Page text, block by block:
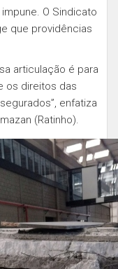
O Sindicato
que providências
articulação é para
os direitos das
enfatiza
(Ratinho).